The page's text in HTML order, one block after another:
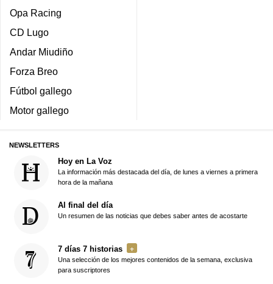
Opa Racing
CD Lugo
Andar Miudiño
Forza Breo
Fútbol gallego
Motor gallego
NEWSLETTERS
Hoy en La Voz
La información más destacada del día, de lunes a viernes a primera
hora de la mañana
Al final del día
Un resumen de las noticias que debes saber antes de acostarte
7 días 7 historias
Una selección de los mejores contenidos de la semana, exclusiva
para suscriptores